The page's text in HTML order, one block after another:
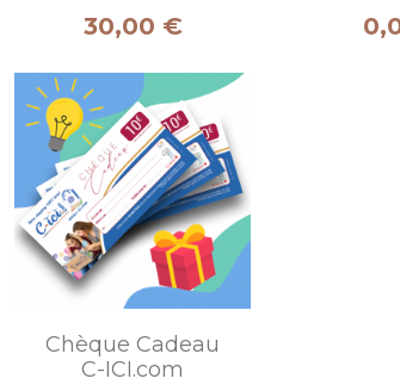
Prix
30,00 € Prix
Chèque Cadeau
C-ICI.com